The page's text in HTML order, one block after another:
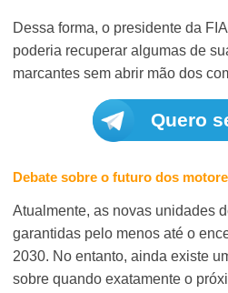
Dessa forma, o presidente da
poderia recuperar algumas de
marcantes sem abrir mão dos
Quero
Debate sobre o futuro dos
Atualmente, as novas unidades
garantidas pelo menos até o
2030. No entanto, ainda existe
sobre quando exatamente o